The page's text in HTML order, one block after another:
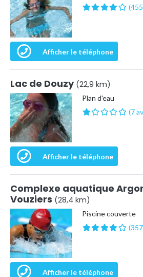
Afficher le téléphone
Lac de Douzy (22,9 km)
Plan d'eau
(7
Afficher le téléphone
Complexe aquatique
Vouziers (28,4 km)
Piscine couverte
Afficher le téléphone